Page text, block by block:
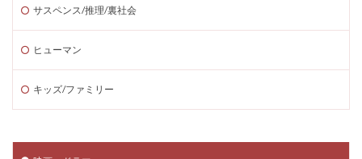
サスペンス/推理/裏社会
ヒューマン
キッズ/ファミリー